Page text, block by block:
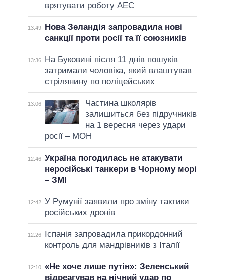
врятувати роботу АЕС
13:49
Нова Зеландія запровадила нові
санкції проти росії та її союзників
13:36
На Буковині після 11 днів пошуків
затримали чоловіка, який влаштував
стрілянину по поліцейських
13:06
Частина школярів
залишиться без підручників
на 1 вересня через удари
росії – МОН
12:46 Україна погодилась не атакувати
неросійські танкери в Чорному морі
– ЗМІ
12:42 У Румунії заявили про зміну тактики
російських дронів
12:26
Іспанія запровадила прикордонний
контроль для мандрівників з Італії
12:10 «Не хоче лише путін»: Зеленський
відреагував на нічний удар по